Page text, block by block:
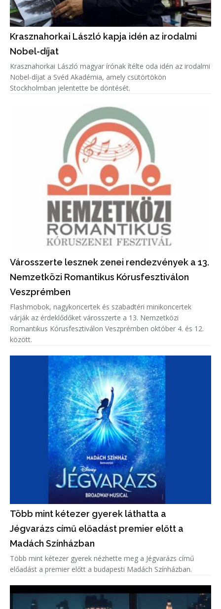
Krasznahorkai László kapja idén az irodalmi
Nobel-díjat
Krasznahorkai László magyar írónak ítélte oda idén az irodalmi
Nobel-díjat a Svéd Akadémia, amely csütörtökön
Stockholmban jelentette be döntését.
Városszerte lesznek zenei rendezvények a 13.
Nemzetközi Romantikus Kórusfesztiválon
Veszprémben
Flashmobok, nagykoncertek és szabadtéri minikoncertek
várják az érdeklődőket városszerte a 13. Nemzetközi
Romantikus Kórusfesztiválon Veszprémben október 4. és 12.
között.
Több mint kétezer gyerek láthatta a
Jégvarázs című előadást premier előtt a
Madách Színházban
Több mint kétezer gyerek nézhette meg a Jégvarázs című
előadást a premier előtt a budapesti Madách Színházban.